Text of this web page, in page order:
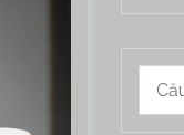
după: